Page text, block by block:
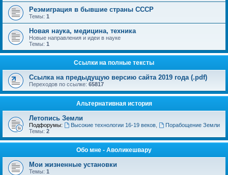
Реэмиграция в бывшие страны СССР
Темы: 1
Новая наука, медицина, техника
Новые направления и идеи в науке
Темы: 1
Ссылки на полные тексты
Ссылка на предыдущую версию сайта 2019 года (.pdf)
Переходов по ссылке: 65817
Альтернативная история
Летопись Земли
Подфорумы: Высокие технологии 16-19 веков,
Порабощение Земли
Темы: 2
Обо мне - Аволикешвару
Мои жизненные установки
Темы: 1